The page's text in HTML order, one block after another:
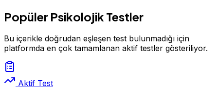
Popüler Psikolojik Testler
Bu içerikle doğrudan eşleşen test bulunmadığı için
platformda en çok tamamlanan aktif testler gösteriliyor.
Aktif Test